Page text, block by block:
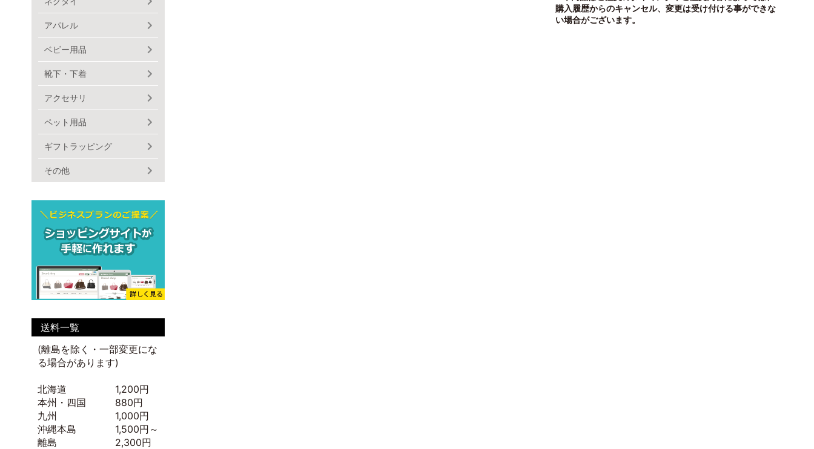
アパレル
ベビー用品
靴下・下着
アクセサリ
ペット用品
ギフトラッピング
その他
送料一覧
(離島を除く・一部変更にな
る場合があります)
北海道 1,200円
本州・四国 880円
九州 1,000円
沖縄本島 1,500円～
離島 2,300円
購入履歴からのキャンセル、変更は受け付ける事ができな
い場合がございます。